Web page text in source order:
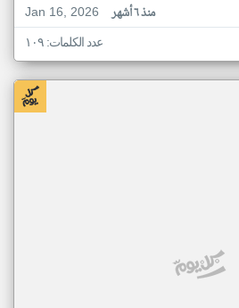
Jan 16, 2026
منذ ٦ أشهر
عدد الكلمات: ١٠٩